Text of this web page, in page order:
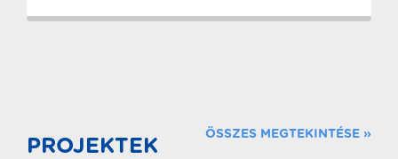
PROJEKTEK
ÖSSZES MEGTEKINTÉSE »